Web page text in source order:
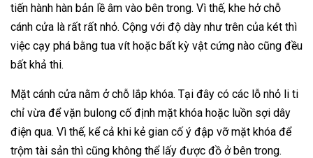
tiến hành hàn bản lề âm vào bên trong. Vì thế, khe hở chỗ
cánh cửa là rất rất nhỏ. Cộng với độ dày như trên của két thì
việc cạy phá bằng tua vít hoặc bất kỳ vật cứng nào cũng đều
bất khả thi.
Mặt cánh cửa nằm ở chỗ lắp khóa. Tại đây có các lỗ nhỏ li ti
chỉ vừa để vặn bulong cố định mặt khóa hoặc luồn sợi dây
điện qua. Vì thế, kể cả khi kẻ gian cố ý đập vỡ mặt khóa để
trộm tài sản thì cũng không thể lấy được đồ ở bên trong.